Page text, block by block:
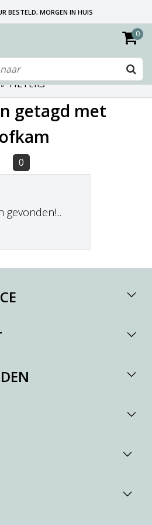
BESTELD, MORGEN IN HUIS
€ 40,- (ALLEEN NEDERLAND)
WIJ ZIJN NIET DE FABRIKANT! ZIE KLANTENSERVICE-INFO)
0
FILTERS
getagd met
0